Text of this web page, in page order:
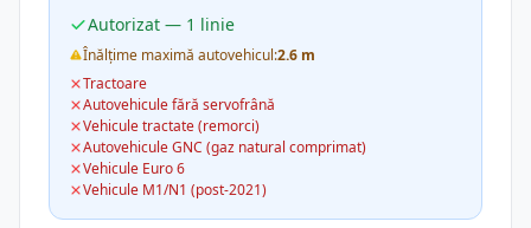
Autorizat — 1 linie
Înălțime maximă autovehicul:2.6 m
Tractoare
Autovehicule fără servofrână
Vehicule tractate (remorci)
Autovehicule GNC (gaz natural comprimat)
Vehicule Euro 6
Vehicule M1/N1 (post-2021)